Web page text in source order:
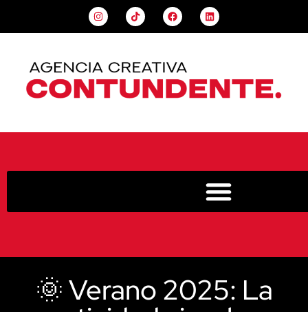
🌞 Verano 2025: La